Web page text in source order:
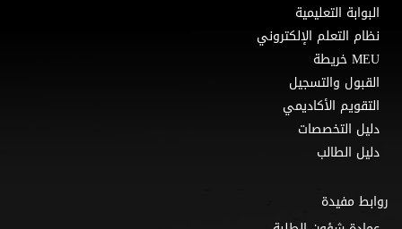
البوابة التعليمية
نظام التعلم الإلكتروني
MEU خريطة
القبول والتسجيل
التقويم الأكاديمي
دليل التخصصات
دليل الطالب
روابط مفيدة